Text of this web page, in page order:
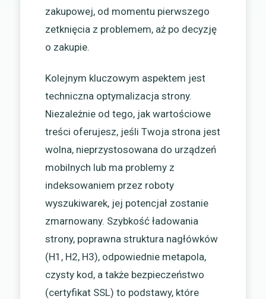
zakupowej, od momentu pierwszego
zetknięcia z problemem, aż po decyzję
o zakupie.
Kolejnym kluczowym aspektem jest
techniczna optymalizacja strony.
Niezależnie od tego, jak wartościowe
treści oferujesz, jeśli Twoja strona jest
wolna, nieprzystosowana do urządzeń
mobilnych lub ma problemy z
indeksowaniem przez roboty
wyszukiwarek, jej potencjał zostanie
zmarnowany. Szybkość ładowania
strony, poprawna struktura nagłówków
(H1, H2, H3), odpowiednie metapola,
czysty kod, a także bezpieczeństwo
(certyfikat SSL) to podstawy, które